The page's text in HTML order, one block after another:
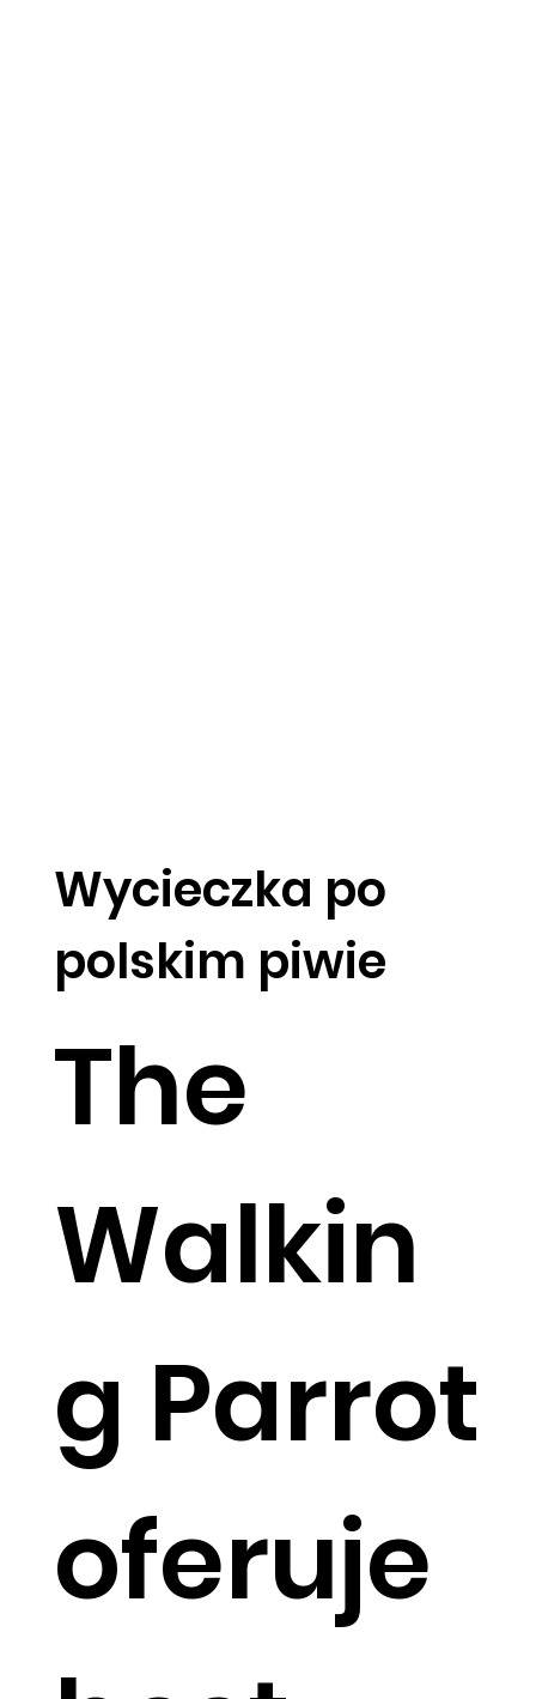
Wycieczka po
polskim piwie
The
Walkin
g Parrot
oferuje